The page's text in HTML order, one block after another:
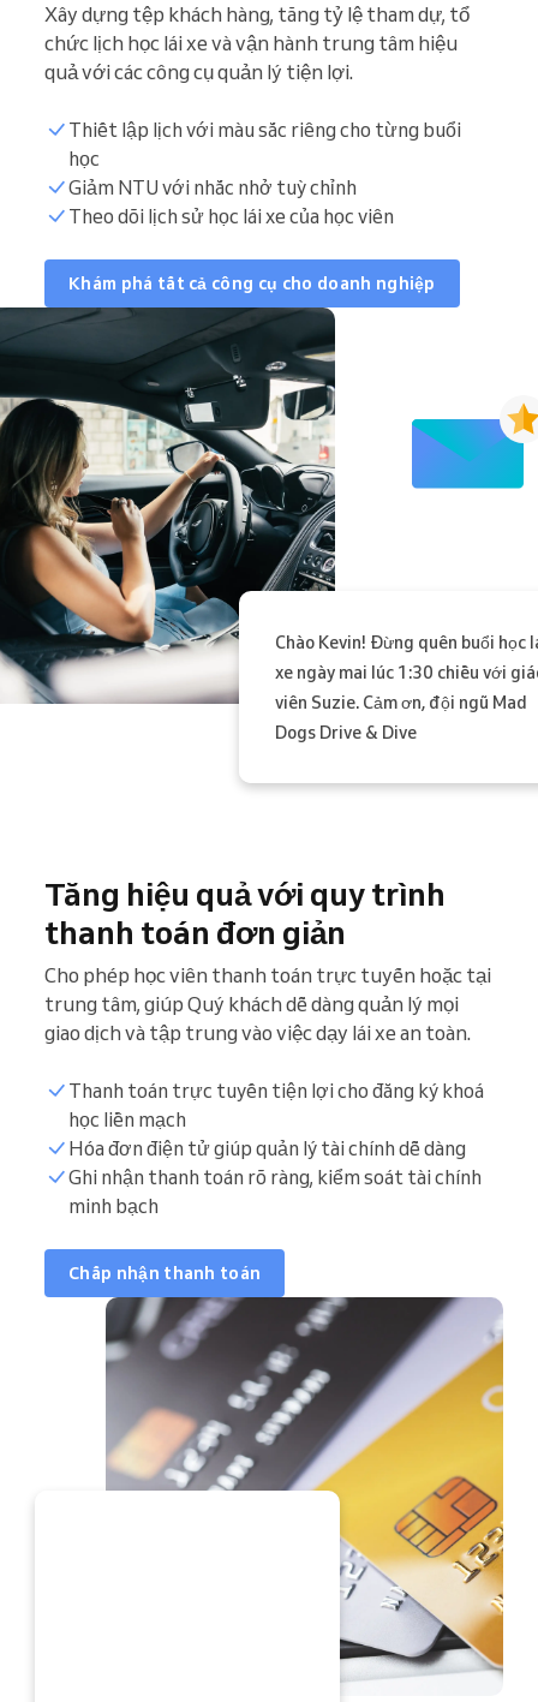
Chào Kevin! Đừng quên buổi học
xe ngày mai lúc 1:30 chiều với
viên Suzie. Cảm ơn, đội ngũ Mad
Dogs Drive & Dive
Xây dựng tệp khách hàng, tăng tỷ lệ tham dự, tổ
chức lịch học lái xe và vận hành trung tâm hiệu
quả với các công cụ quản lý tiện lợi.
Thiết lập lịch với màu sắc riêng cho từng buổi
học
Giảm NTU với nhắc nhở tuỳ chỉnh
Theo dõi lịch sử học lái xe của học viên
Khám phá tất cả công cụ cho doanh nghiệp
Tăng hiệu quả với quy trình
thanh toán đơn giản
Cho phép học viên thanh toán trực tuyến hoặc tại
trung tâm, giúp Quý khách dễ dàng quản lý mọi
giao dịch và tập trung vào việc dạy lái xe an toàn.
Thanh toán trực tuyến tiện lợi cho đăng ký khoá
học liền mạch
Hóa đơn điện tử giúp quản lý tài chính dễ dàng
Ghi nhận thanh toán rõ ràng, kiểm soát tài chính
minh bạch
Chấp nhận thanh toán